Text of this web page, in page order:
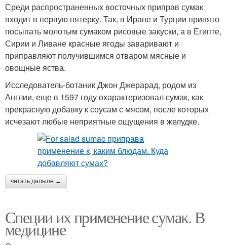
Среди распространенных восточных приправ сумак
входит в первую пятерку. Так, в Иране и Турции принято
посыпать молотым сумаком рисовые закуски, а в Египте,
Сирии и Ливане красные ягоды заваривают и
приправляют получившимся отваром мясные и
овощные яства.
Исследователь-ботаник Джон Джерарад, родом из
Англии, еще в 1597 году охарактеризовал сумак, как
прекрасную добавку к соусам с мясом, после которых
исчезают любые неприятные ощущения в желудке.
читать дальше →
Специи их применение сумак. В
медицине